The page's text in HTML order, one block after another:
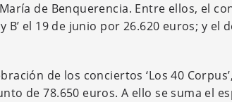
de Benquerencia. Entre ellos, el
B’ el 19 de junio por 26.620 euros; y el
de los conciertos ‘Los 40
de 78.650 euros. A ello se suma el